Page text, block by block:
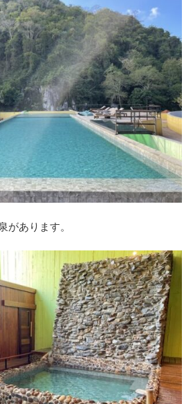
があります。